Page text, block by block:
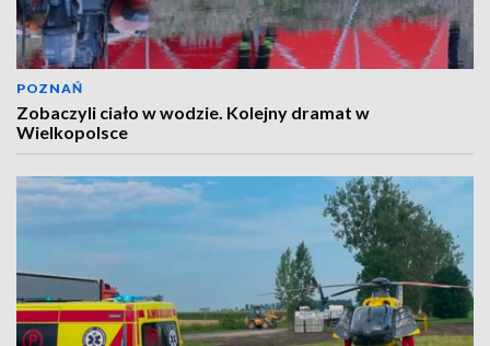
POZNAŃ
Zobaczyli ciało w wodzie. Kolejny dramat w
Wielkopolsce